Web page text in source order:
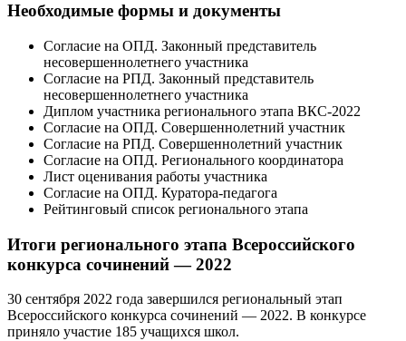
Необходимые формы и документы
Согласие на ОПД. Законный представитель
несовершеннолетнего участника
Согласие на РПД. Законный представитель
несовершеннолетнего участника
Диплом участника регионального этапа ВКС-2022
Согласие на ОПД. Совершеннолетний участник
Согласие на РПД. Совершеннолетний участник
Согласие на ОПД. Регионального координатора
Лист оценивания работы участника
Согласие на ОПД. Куратора-педагога
Рейтинговый список регионального этапа
Итоги регионального этапа Всероссийского
конкурса сочинений — 2022
30 сентября 2022 года завершился региональный этап
Всероссийского конкурса сочинений — 2022. В конкурсе
приняло участие 185 учащихся школ.